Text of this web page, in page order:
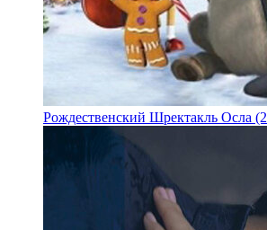
Рождественский Шректакль Осла